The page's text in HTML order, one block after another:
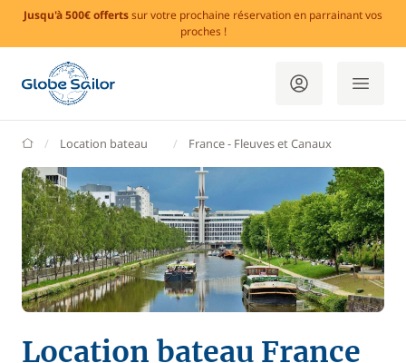
Jusqu'à 500€ offertssur votre prochaine réservation en parrainant vos
proches !
GlobeSailor
Location bateau France - Fleuves et Canaux
Location bateau France